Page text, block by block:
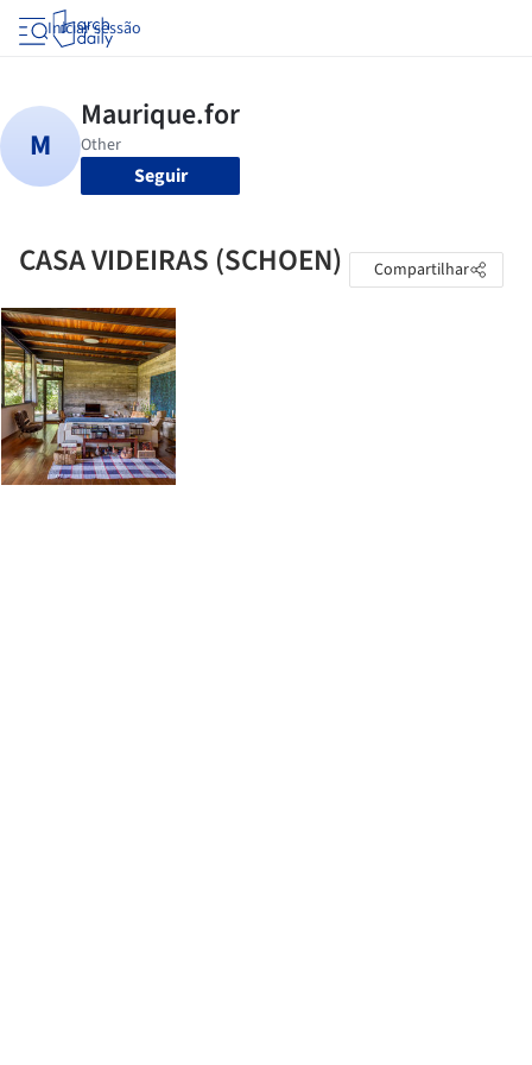
Iniciar sessão
Seguir
CASA VIDEIRAS (SCHOEN) Compartilhar